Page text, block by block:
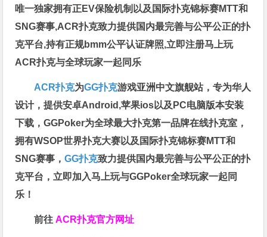
唯一独家拥有正EV保险机制以及国际扑克锦标赛MTT和
SNG赛事,ACR扑克致力提供国内最完善与公平公正的扑
克平台,持有正规bmm公平认证牌照,立即注册马上玩
ACR扑克与全球玩家一起同乐
ACR扑克为GG扑克游戏亚洲中文旗舰站，专为华人
设计，提供安卓Android,苹果ios以及PC电脑版本安装
下载，GGPoker为全球最大扑克第一品牌在线扑克室，
拥有WSOP世界扑克大赛以及国际扑克锦标赛MTT和
SNG赛事，GG扑克致力提供国内最完善与公平公正的扑
克平台，立即加入马上玩与GGPoker全球玩家一起同
乐！
前往ACR扑克官方网址